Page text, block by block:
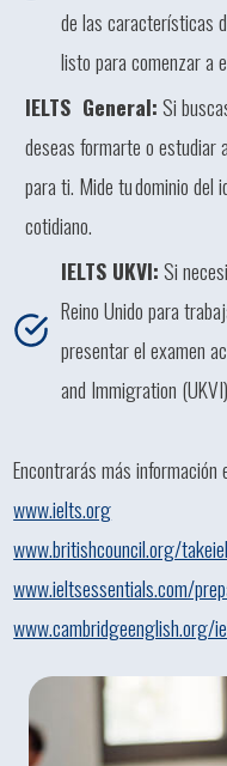
de las características
listo para comenzar a
IELTS General:Si
deseas formarte o estudiar
para ti. Mide tu dominio
cotidiano.
IELTS UKVI:Si
Reino Unido para
presentar el examen
and Immigration
Encontrarás más información
www.ielts.org
www.britishcouncil.org/
www.ieltsessentials.com/
www.cambridgeenglish.org/